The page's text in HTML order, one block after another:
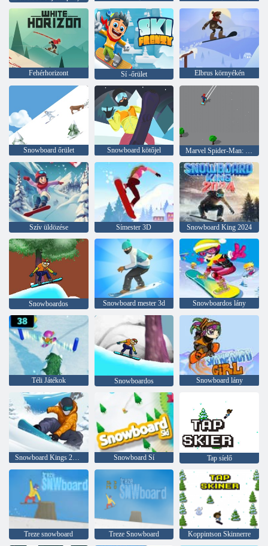
Fehérhorizont Sí -őrület Elbrus környékén
Snowboard őrület Snowboard kötőjel Marvel Spider-Man: Havas korcsolya
Szív üldözése Símester 3D Snowboard King 2024
Snowboardos Snowboard mester 3d Snowboardos lány
Téli Játékok Snowboardos Snowboard lány
Snowboard Sí Tap síelő
Treze snowboard Treze Snowboard Koppintson Skinnerre